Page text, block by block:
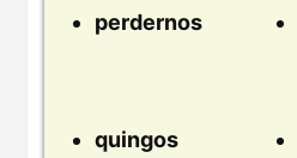
perdernos
quingos